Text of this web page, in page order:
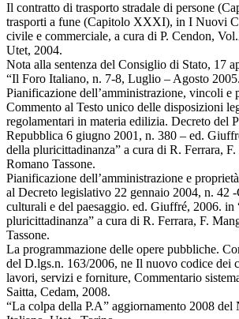
Il contratto di trasporto stradale di persone
trasporti a fune (Capitolo XXXI), in I Nuovi
civile e commerciale, a cura di P. Cendon,
Utet, 2004.
Nota alla sentenza del Consiglio di Stato, 17
“Il Foro Italiano, n. 7-8, Luglio – Agosto 2005.
Pianificazione dell’amministrazione, vincoli e
Commento al Testo unico delle disposizioni
regolamentari in materia edilizia. Decreto del
Repubblica 6 giugno 2001, n. 380 – ed.
della pluricittadinanza” a cura di R. Ferrara,
Romano Tassone.
Pianificazione dell’amministrazione e
al Decreto legislativo 22 gennaio 2004, n. 42
culturali e del paesaggio. ed. Giuffré, 2006. in
pluricittadinanza” a cura di R. Ferrara, F.
Tassone.
La programmazione delle opere pubbliche.
del D.lgs.n. 163/2006, ne Il nuovo codice dei
lavori, servizi e forniture, Commentario
Saitta, Cedam, 2008.
“La colpa della P.A” aggiornamento 2008 del